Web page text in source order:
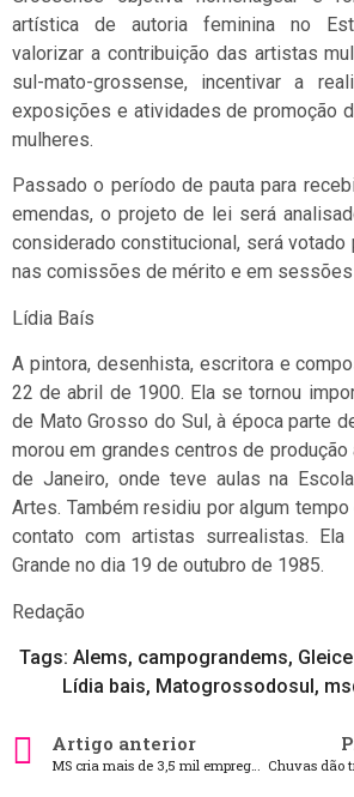
artística de autoria feminina no
valorizar a contribuição das artistas
sul-mato-grossense, incentivar a
exposições e atividades de promoção
mulheres.
Passado o período de pauta para
emendas, o projeto de lei será
considerado constitucional, será votado
nas comissões de mérito e em
Lídia Baís
A pintora, desenhista, escritora e
22 de abril de 1900. Ela se tornou
de Mato Grosso do Sul, à época parte
morou em grandes centros de
de Janeiro, onde teve aulas na
Artes. Também residiu por algum
contato com artistas surrealistas. Ela
Grande no dia 19 de outubro de 1985.
Redação
Tags: Alems, campograndems,
Lídia bais, Matogrossodosul,
Artigo anterior